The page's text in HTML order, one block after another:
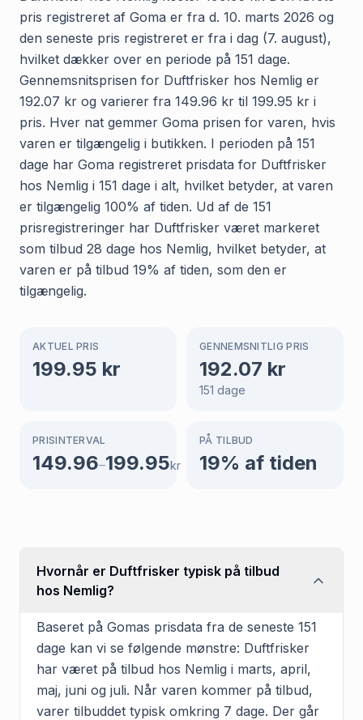
pris registreret af Goma er fra d. 10. marts 2026 og
den seneste pris registreret er fra i dag (7. august),
hvilket dækker over en periode på 151 dage.
Gennemsnitsprisen for Duftfrisker hos Nemlig er
192.07 kr og varierer fra 149.96 kr til 199.95 kr i
pris. Hver nat gemmer Goma prisen for varen, hvis
varen er tilgængelig i butikken. I perioden på 151
dage har Goma registreret prisdata for Duftfrisker
hos Nemlig i 151 dage i alt, hvilket betyder, at varen
er tilgængelig 100% af tiden. Ud af de 151
prisregistreringer har Duftfrisker været markeret
som tilbud 28 dage hos Nemlig, hvilket betyder, at
varen er på tilbud 19% af tiden, som den er
tilgængelig.
AKTUEL PRIS
199.95 kr
GENNEMSNITLIG PRIS
192.07 kr
151 dage
PRISINTERVAL
149.96–199.95kr
PÅ TILBUD
19% af tiden
Hvornår er Duftfrisker typisk på tilbud
hos Nemlig?
Baseret på Gomas prisdata fra de seneste 151
dage kan vi se følgende mønstre: Duftfrisker
har været på tilbud hos Nemlig i marts, april,
maj, juni og juli. Når varen kommer på tilbud,
varer tilbuddet typisk omkring 7 dage. Der går